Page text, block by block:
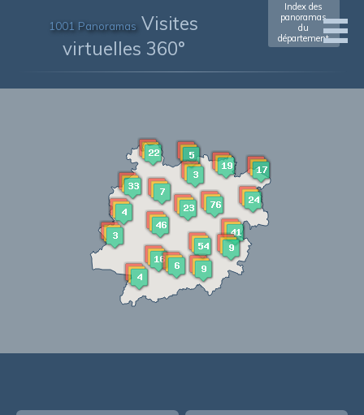
1001 Panoramas Visites
virtuelles 360°
Index des
panoramas
du
département